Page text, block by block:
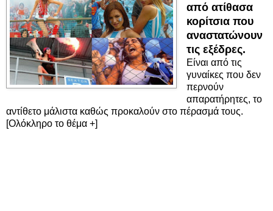
από ατίθασα
κορίτσια που
αναστατώνουν
τις εξέδρες.
Είναι από τις
γυναίκες που δεν
περνούν
απαρατήρητες, το
αντίθετο μάλιστα καθώς προκαλούν στο πέρασμά τους.
[Ολόκληρο το θέμα +]